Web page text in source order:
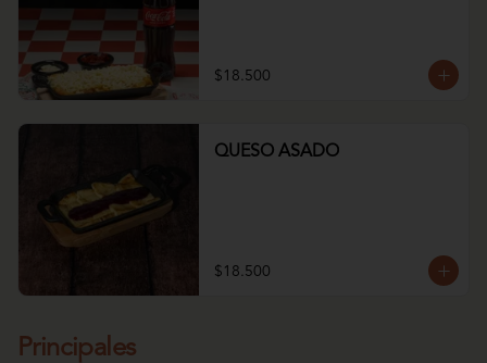
$18.500
QUESO ASADO
$18.500
Principales